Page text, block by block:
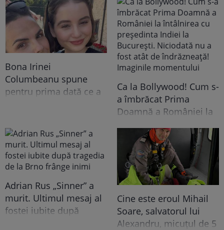
Bona Irinei
Columbeanu spune
pentru prima dată ce a
niciodată la TV: ”Eu am
cunoscut o altă latură a
relației lor. În casă era o
atmosferă..."
Ca la Bollywood! Cum s-
a îmbrăcat Prima
Doamnă a României la
Indiei la București.
Niciodată nu a fost atât
de îndrăzneață!
Imaginile momentului
Adrian Rus „Sinner” a
murit. Ultimul mesaj al
fostei iubite după
Cine este eroul Mihail
Soare, salvatorul lui
Alexandru, micuțul de 5